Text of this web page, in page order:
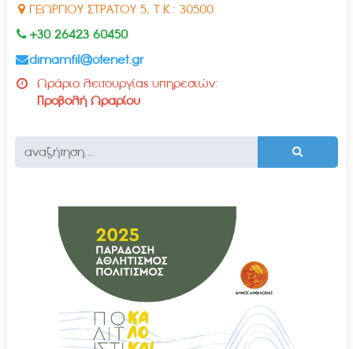
ΓΕΩΡΓΙΟΥ ΣΤΡΑΤΟΥ 5, Τ.Κ.: 30500
+30 26423 60450
dimamfil@otenet.gr
Ωράριο λειτουργίας υπηρεσιών:
Προβολή Ωραρίου